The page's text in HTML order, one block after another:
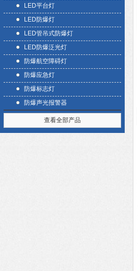
LED平台灯
LED防爆灯
LED管吊式防爆灯
LED防爆泛光灯
防爆航空障碍灯
防爆应急灯
防爆标志灯
防爆声光报警器
查看全部产品